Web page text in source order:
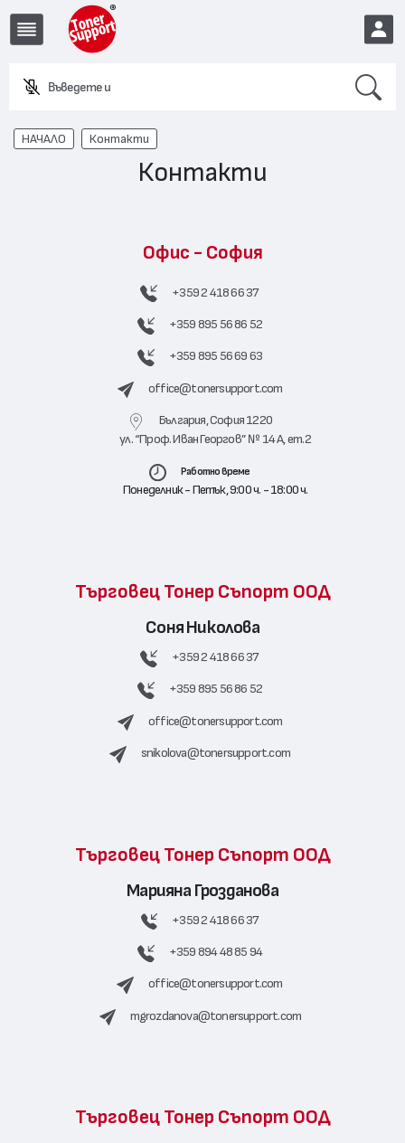
Въведете име и
НАЧАЛО Контакти
Контакти
Офис - София
+359 2 418 66 37
+359 895 56 86 52
+359 895 56 69 63
office@tonersupport.com
България, София 1220
ул. “Проф. Иван Георгов” № 14 А, ет.2
Работно време
Понеделник - Петък, 9:00 ч. - 18:00 ч.
Търговец Тонер Съпорт ООД
Соня Николова
+359 2 418 66 37
+359 895 56 86 52
office@tonersupport.com
snikolova@tonersupport.com
Търговец Тонер Съпорт ООД
Марияна Грозданова
+359 2 418 66 37
+359 894 48 85 94
office@tonersupport.com
mgrozdanova@tonersupport.com
Търговец Тонер Съпорт ООД